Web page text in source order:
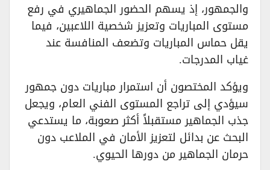
والجمهور، إذ يسهم الحضور الجماهيري في رفع
مستوى المباريات وتعزيز شخصية اللاعبين، فيما
يقل حماس المباريات وتضعف المنافسة عند
غياب المدرجات.
ويؤكد المختصون أن استمرار مباريات دون جمهور
سيؤدي إلى تراجع المستوى الفني العام، ويجعل
جذب الجماهير مستقبلاً أكثر صعوبة، ما يستدعي
البحث عن بدائل لتعزيز الأمان في الملاعب دون
حرمان الجماهير من دورها الحيوي.